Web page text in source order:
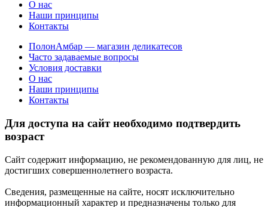
О нас
Наши принципы
Контакты
ПолонАмбар — магазин деликатесов
Часто задаваемые вопросы
Условия доставки
О нас
Наши принципы
Контакты
Для доступа на сайт необходимо подтвердить
возраст
Сайт содержит информацию, не рекомендованную для лиц, не
достигших совершеннолетнего возраста.
Сведения, размещенные на сайте, носят исключительно
информационный характер и предназначены только для